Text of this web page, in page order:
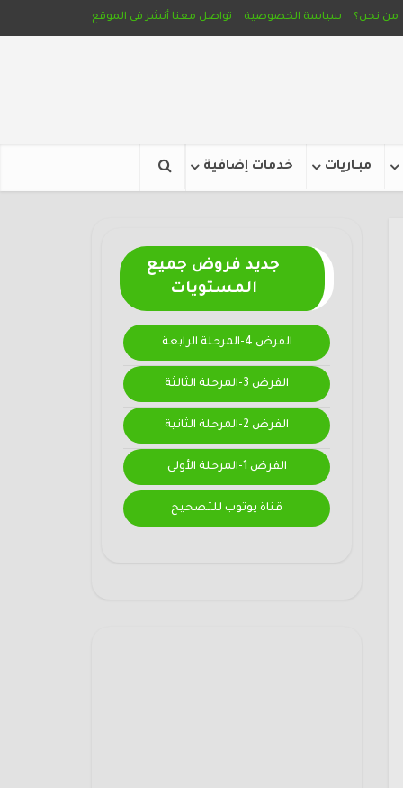
من نحن؟ سياسة الخصوصية تواصل معنا أنشر في الموقع
مبـاريات خدمات إضافية
جديد فروض جميع
المستويات
الفرض 4-المرحلة الرابعة
الفرض 3-المرحلة الثالثة
الفرض 2-المرحلة الثانية
الفرض 1-المرحلة الأولى
قناة يوتوب للتصحيح